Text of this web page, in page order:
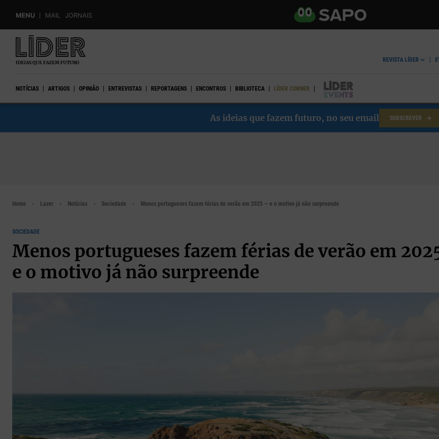
main
content
MENU MAIL JORNAIS
IDEIAS QUE FAZEM FUTURO REVISTA LÍDER
NOTÍCIAS ARTIGOS OPINIÃO ENTREVISTAS REPORTAGENS ENCONTROS BIBLIOTECA LÍDER CORNER LÍDER EVENTS
As ideias que fazem futuro, no seu email SUBSCREVER
Home Lazer Notícias Sociedade Menos portugueses fazem férias de verão em 2025 — e o motivo já não surpreende
SOCIEDADE
Menos portugueses fazem férias de verão em
e o motivo já não surpreende